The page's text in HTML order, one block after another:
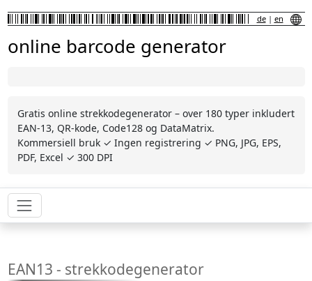
de| en
online barcode generator
Gratis online strekkodegenerator – over 180 typer inkludert
EAN-13, QR-kode, Code128 og DataMatrix.
Kommersiell bruk ✓ Ingen registrering ✓ PNG, JPG, EPS,
PDF, Excel ✓ 300 DPI
EAN13 - strekkodegenerator